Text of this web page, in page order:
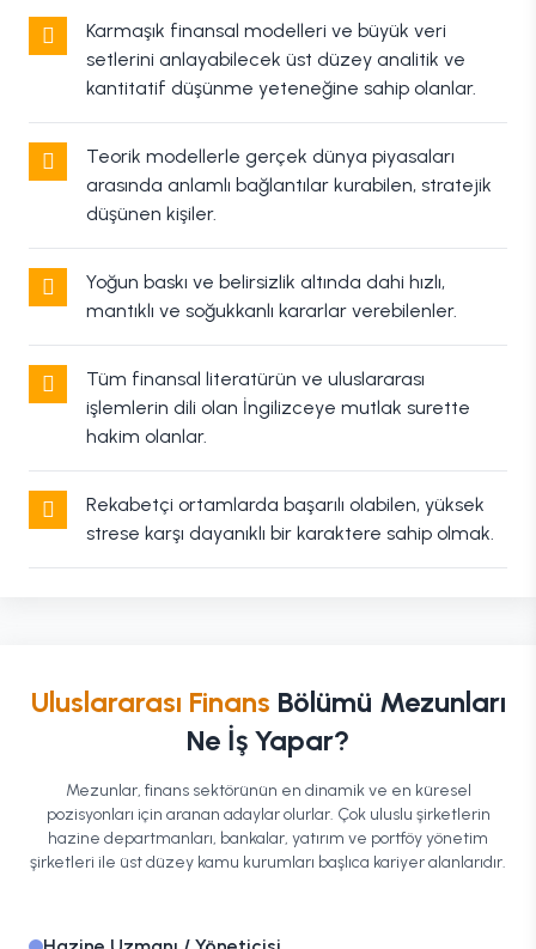
Karmaşık finansal modelleri ve büyük veri
setlerini anlayabilecek üst düzey analitik ve
kantitatif düşünme yeteneğine sahip olanlar.
Teorik modellerle gerçek dünya piyasaları
arasında anlamlı bağlantılar kurabilen, stratejik
düşünen kişiler.
Yoğun baskı ve belirsizlik altında dahi hızlı,
mantıklı ve soğukkanlı kararlar verebilenler.
Tüm finansal literatürün ve uluslararası
işlemlerin dili olan İngilizceye mutlak surette
hakim olanlar.
Rekabetçi ortamlarda başarılı olabilen, yüksek
strese karşı dayanıklı bir karaktere sahip olmak.
Uluslararası Finans Bölümü Mezunları
Ne İş Yapar?
Mezunlar, finans sektörünün en dinamik ve en küresel
pozisyonları için aranan adaylar olurlar. Çok uluslu şirketlerin
hazine departmanları, bankalar, yatırım ve portföy yönetim
şirketleri ile üst düzey kamu kurumları başlıca kariyer alanlarıdır.